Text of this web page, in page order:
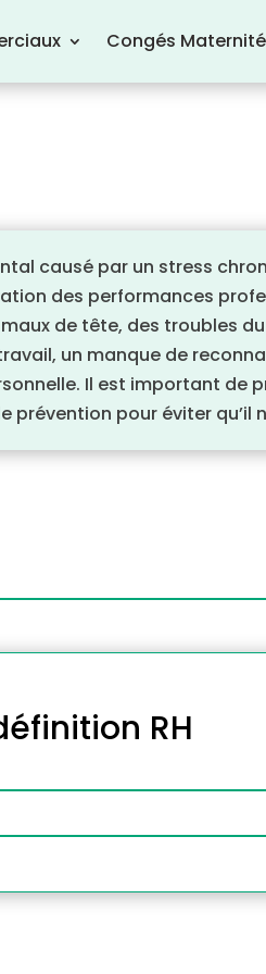
Congés Maternité
causé par un stress
des performances
de tête, des troubles
un manque de
Il est important de
pour éviter qu’il
RH